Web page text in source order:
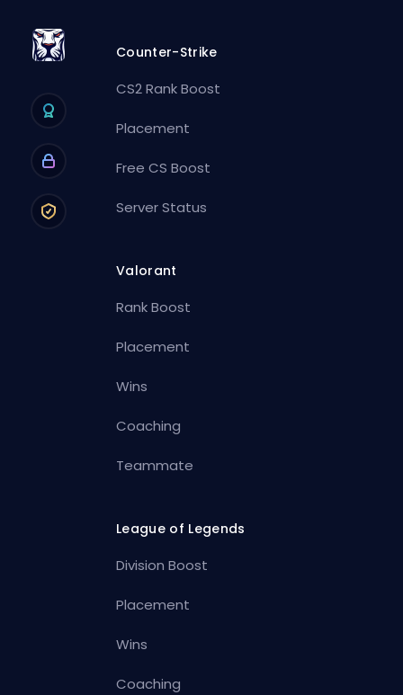
Counter-Strike
CS2 Rank Boost
Placement
Free CS Boost
Server Status
Valorant
Rank Boost
Placement
Wins
Coaching
Teammate
League of Legends
Division Boost
Placement
Wins
Coaching